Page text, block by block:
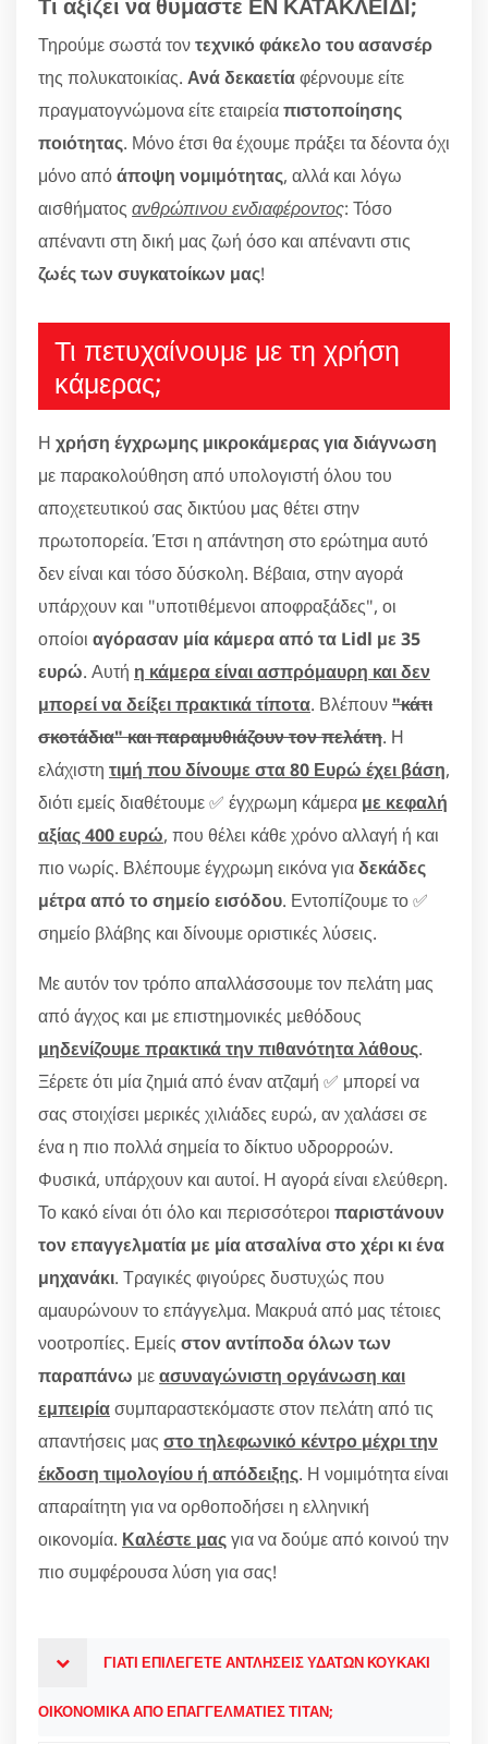
Τηρούμε σωστά τοντεχνικό φάκελο του ασανσέρ
της πολυκατοικίας. Ανά δεκαετίαφέρνουμε είτε
πραγματογνώμονα είτε εταιρείαπιστοποίησης
ποιότητας. Μόνο έτσι θα έχουμε πράξει τα δέοντα όχι
μόνο απόάποψη νομιμότητας, αλλά και λόγω
αισθήματος ανθρώπινου ενδιαφέροντος: Τόσο
απέναντι στη δική μας ζωή όσο και απέναντι στις
ζωές των συγκατοίκων μας!
Τι πετυχαίνουμε με τη χρήση
κάμερας;
Η χρήση έγχρωμης μικροκάμερας για διάγνωση
με παρακολούθηση από υπολογιστή όλου του
αποχετευτικού σας δικτύου μας θέτει στην
πρωτοπορεία. Έτσι η απάντηση στο ερώτημα αυτό
δεν είναι και τόσο δύσκολη. Βέβαια, στην αγορά
υπάρχουν και "υποτιθέμενοι αποφραξάδες", οι
οποίοι αγόρασαν μία κάμερα από τα Lidl με 35
ευρώ. Αυτή η κάμερα είναι ασπρόμαυρη και δεν
μπορεί να δείξει πρακτικά τίποτα. Βλέπουν"κάτι
σκοτάδια" και παραμυθιάζουν τον πελάτη. Η
ελάχιστη τιμή που δίνουμε στα 80 Ευρώ έχει βάση,
διότι εμείς διαθέτουμε ✅ έγχρωμη κάμερα με κεφαλή
αξίας 400 ευρώ, που θέλει κάθε χρόνο αλλαγή ή και
πιο νωρίς. Βλέπουμε έγχρωμη εικόνα γιαδεκάδες
μέτρα από το σημείο εισόδου. Εντοπίζουμε το ✅
σημείο βλάβης και δίνουμε οριστικές λύσεις.
Με αυτόν τον τρόπο απαλλάσσουμε τον πελάτη μας
από άγχος και με επιστημονικές μεθόδους
μηδενίζουμε πρακτικά την πιθανότητα λάθους.
Ξέρετε ότι μία ζημιά από έναν ατζαμή ✅ μπορεί να
σας στοιχίσει μερικές χιλιάδες ευρώ, αν χαλάσει σε
ένα η πιο πολλά σημεία το δίκτυο υδρορροών.
Φυσικά, υπάρχουν και αυτοί. Η αγορά είναι ελεύθερη.
Το κακό είναι ότι όλο και περισσότεροι παριστάνουν
τον επαγγελματία με μία ατσαλίνα στο χέρι κι ένα
μηχανάκι. Τραγικές φιγούρες δυστυχώς που
αμαυρώνουν το επάγγελμα. Μακρυά από μας τέτοιες
νοοτροπίες. Εμείς στον αντίποδα όλων των
παραπάνω μεασυναγώνιστη οργάνωση και
εμπειρίασυμπαραστεκόμαστε στον πελάτη από τις
απαντήσεις μας στο τηλεφωνικό κέντρο μέχρι την
έκδοση τιμολογίου ή απόδειξης. Η νομιμότητα είναι
απαραίτητη για να ορθοποδήσει η ελληνική
οικονομία. Καλέστε μαςγια να δούμε από κοινού την
πιο συμφέρουσα λύση για σας!
ΓΙΑΤΙ ΕΠΙΛΕΓΕΤΕ ΑΝΤΛΗΣΕΙΣ ΥΔΑΤΩΝ ΚΟΥΚΑΚΙ
ΟΙΚΟΝΟΜΙΚΑ ΑΠΟ ΕΠΑΓΓΕΛΜΑΤΙΕΣ ΤΙΤΑΝ;